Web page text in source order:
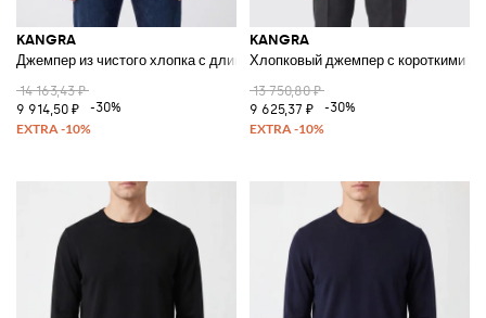
KANGRA
Джемпер из чистого хлопка с длинными рукавами и круглым вырезом
14 163,43 ₽
9 914,50 ₽
-30%
KANGRA
Хлопковый джемпер с короткими
13 750,80 ₽
9 625,37 ₽
-30%